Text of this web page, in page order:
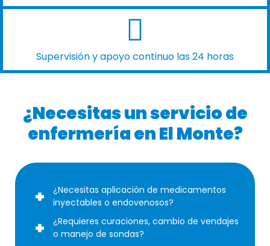
Supervisión y apoyo continuo las 24 horas
¿Necesitas un servicio de
enfermería en El Monte?
¿Necesitas aplicación de medicamentos
inyectables o endovenosos?
¿Requieres curaciones, cambio de vendajes
o manejo de sondas?